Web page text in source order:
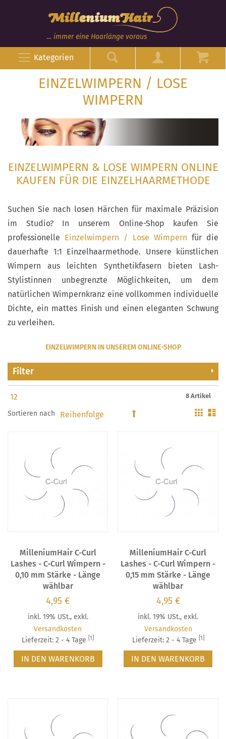
... immer eine Haarlänge voraus
Kategorien
EINZELWIMPERN / LOSE
WIMPERN
EINZELWIMPERN & LOSE WIMPERN ONLINE
KAUFEN FÜR DIE EINZELHAARMETHODE
Suchen Sie nach losen Härchen für maximale Präzision
im Studio? In unserem Online-Shop kaufen Sie
professionelle Einzelwimpern / Lose Wimpern für die
dauerhafte 1:1 Einzelhaarmethode. Unsere künstlichen
Wimpern aus leichten Synthetikfasern bieten Lash-
Stylistinnen unbegrenzte Möglichkeiten, um dem
natürlichen Wimpernkranz eine vollkommen individuelle
Dichte, ein mattes Finish und einen eleganten Schwung
zu verleihen.
EINZELWIMPERN IN UNSEREM ONLINE-SHOP
Filter
8 Artikel
Sortieren nach
Gitter
MilleniumHair C-Curl
Lashes - C-Curl Wimpern -
0,10 mm Stärke - Länge
wählbar
4,95 €
inkl. 19% USt., exkl.
Versandkosten
Lieferzeit: 2 - 4 Tage [1]
IN DEN WARENKORB
MilleniumHair C-Curl
Lashes - C-Curl Wimpern -
0,15 mm Stärke - Länge
wählbar
4,95 €
inkl. 19% USt.,exkl.
Versandkosten
Lieferzeit: 2 - 4 Tage
[1]
IN DEN WARENKORB